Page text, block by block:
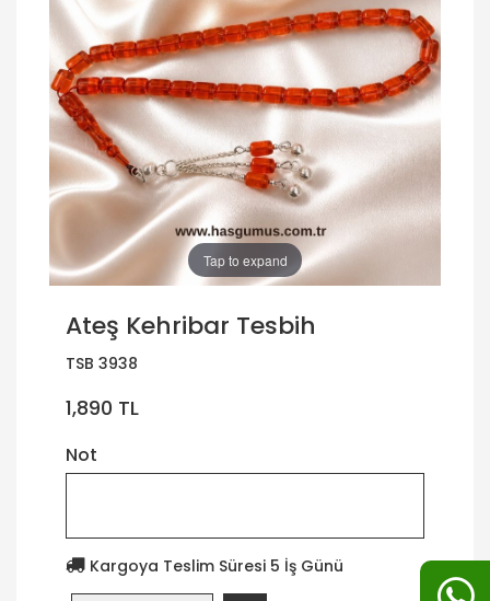
Tap to expand
Ateş Kehribar Tesbih
TSB 3938
1,890 TL
Not
Kargoya Teslim Süresi 5 İş Günü